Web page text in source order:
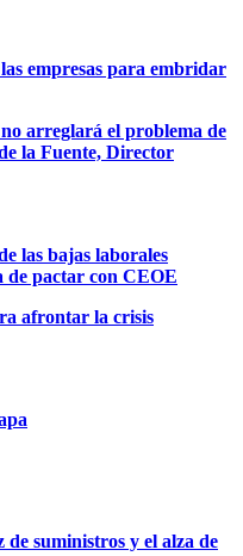
empresas para embridar
arreglará el problema de
la Fuente, Director
las bajas laborales
de pactar con CEOE
afrontar la crisis
suministros y el alza de